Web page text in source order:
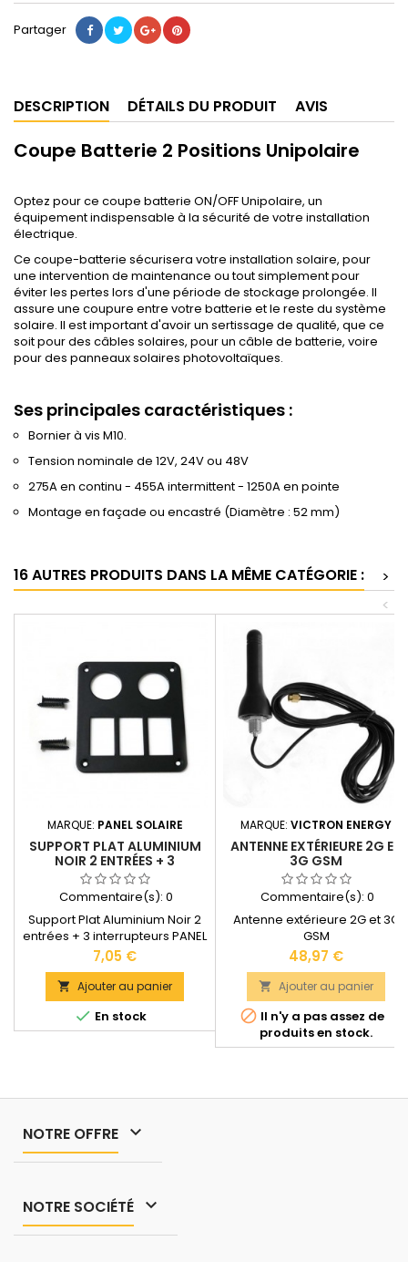
Partager
DESCRIPTION DÉTAILS DU PRODUIT AVIS
Coupe Batterie 2 Positions Unipolaire
Optez pour ce coupe batterie ON/OFF Unipolaire, un
équipement indispensable à la sécurité de votre installation
électrique.
Ce coupe-batterie sécurisera votre installation solaire, pour
une intervention de maintenance ou tout simplement pour
éviter les pertes lors d'une période de stockage prolongée. Il
assure une coupure entre votre batterie et le reste du système
solaire. Il est important d'avoir un sertissage de qualité, que ce
soit pour des câbles solaires, pour un câble de batterie, voire
pour des panneaux solaires photovoltaïques.
Ses principales caractéristiques :
Bornier à vis M10.
Tension nominale de 12V, 24V ou 48V
275A en continu - 455A intermittent - 1250A en pointe
Montage en façade ou encastré (Diamètre : 52 mm)
16 AUTRES PRODUITS DANS LA MÊME CATÉGORIE :
>
<
MARQUE: PANEL SOLAIRE
SUPPORT PLAT ALUMINIUM
NOIR 2 ENTRÉES + 3
INTERRUPTEURS PANEL
SOLAIRE
Commentaire(s): 0
Support Plat Aluminium Noir 2
entrées + 3 interrupteurs PANEL
SOLAIRE Emplacements pour
entrées : 2 Emplacements pour
interrupteurs : 3 Dimensions :
98 x 110 x 3 mm
Prix
7,05 €
 Ajouter au panier
 En stock
MARQUE: VICTRON ENERGY
ANTENNE EXTÉRIEURE 2G ET
3G GSM
Commentaire(s): 0
Antenne extérieure 2G et 3G
GSM
Prix
48,97 €
 Ajouter au panier
 Il n'y a pas assez de
produits en stock.
NOTRE OFFRE 
NOTRE SOCIÉTÉ 